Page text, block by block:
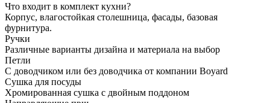
Что входит в комплект кухни?
Корпус, влагостойкая столешница, фасады, базовая
фурнитура.
Ручки
Различные варианты дизайна и материала на выбор
Петли
С доводчиком или без доводчика от компании Boyard
Сушка для посуды
Хромированная сушка с двойным поддоном